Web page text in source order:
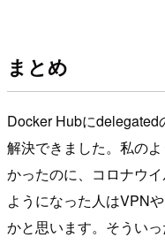
まとめ
Docker Hubにdelegated
解決できました。私の
かったのに、コロナウ
ようになった人はVPN
かと思います。そうい